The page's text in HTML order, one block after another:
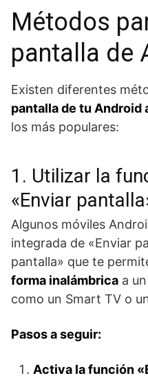
Métodos
pantalla de
Existen diferentes
pantalla de tu Android
los más populares:
1. Utilizar la
«Enviar
Algunos móviles
integrada de «Enviar
pantalla» que te
forma inalámbrica a
como un Smart TV o
Pasos a seguir:
Activa la función